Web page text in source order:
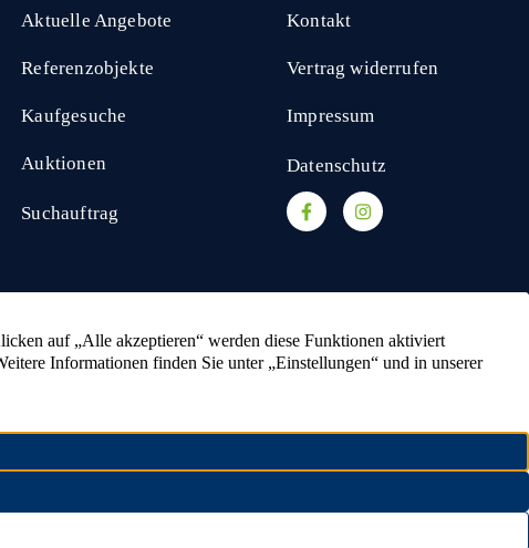
Aktuelle Angebote
Referenzobjekte
Kaufgesuche
Auktionen
Suchauftrag
Kontakt
Vertrag widerrufen
Impressum
Datenschutz